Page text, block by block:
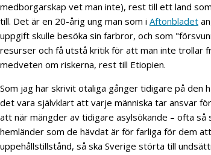
medborgarskap vet man inte), rest till ett land
till. Det är en 20-årig ung man som i Aftonbladet
uppgift skulle besöka sin farbror, och som
resurser och få utstå kritik för att man inte trollar
medveten om riskerna, rest till Etiopien.
Som jag har skrivit otaliga gånger tidigare på den
det vara självklart att varje människa tar ansvar
att när mängder av tidigare asylsökande – ofta
hemländer som de hävdat är för farliga för dem
uppehållstillstånd, så ska Sverige störta till